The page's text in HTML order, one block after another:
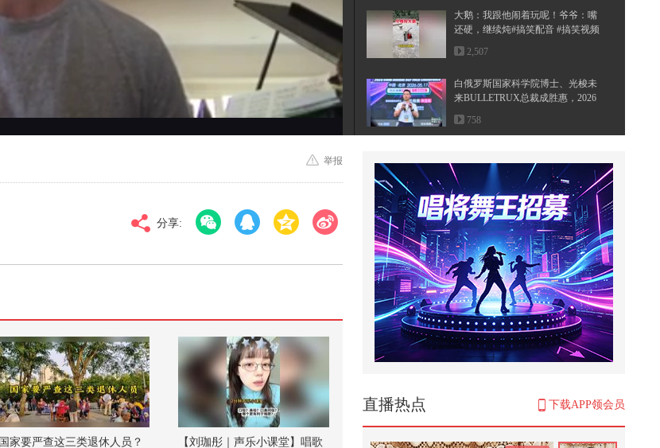
对比度 100
大鹅：我跟他闹着玩呢！爷爷：嘴
还硬，继续炖#搞笑配音 #搞笑视频
...
2,507
白俄罗斯国家科学院博士、光梭未
来BULLETRUX总裁成胜惠，2026
搜狐...
758
华制裁成笑话，还想找中方讨说法
171
八成脑梗本可以预防！别让血管问
题拖垮后半生！#全民健康素养提
升 ...
1,346
水上闯关被二师兄救一命，不过最
终逃不过掉水！@小狐 @努力学习
的...
665
中俄舰队主力在青岛集结完毕，必
巨型瓜子里藏着“黄金瓜子”！用汉
堡换超大瓜子，瓜子藏着小仓鼠
举报
分享:
直播热点 下载APP领会员
国家要严查这三类退休人员？
【刘珈彤｜声乐小课堂】唱歌